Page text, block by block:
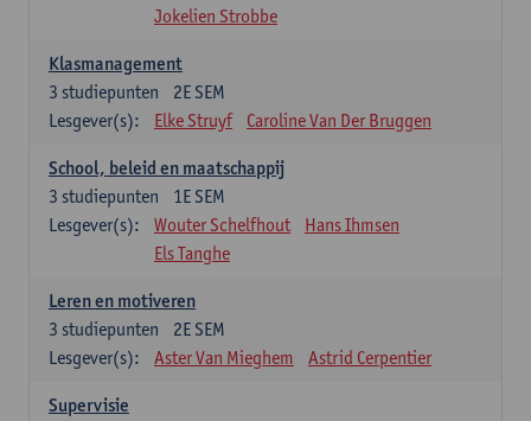
Jokelien Strobbe
Klasmanagement
2E SEM
3 studiepunten
Lesgever(s):
Elke Struyf Caroline Van Der Bruggen
School, beleid en maatschappij
1E SEM
3 studiepunten
Lesgever(s):
Wouter Schelfhout
Hans Ihmsen
Els Tanghe
Leren en motiveren
2E SEM
3 studiepunten
Lesgever(s):
Aster Van Mieghem Astrid Cerpentier
Supervisie